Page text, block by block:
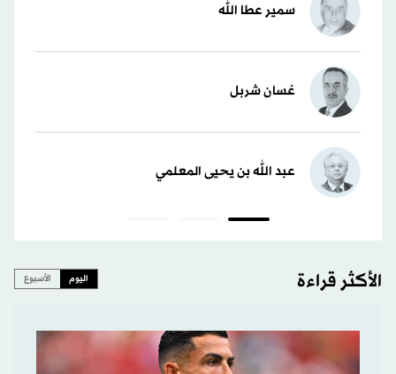
سمير عطا الله
غسان شربل
عبد الله بن يحيى المعلمي
الأكثر قراءة اليوم الأسبوع